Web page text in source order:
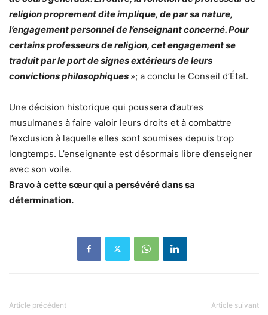
religion proprement dite implique, de par sa nature,
l’engagement personnel de l’enseignant concerné. Pour
certains professeurs de religion, cet engagement se
traduit par le port de signes extérieurs de leurs
convictions philosophiques »; a conclu le Conseil d’État.
Une décision historique qui poussera d’autres
musulmanes à faire valoir leurs droits et à combattre
l’exclusion à laquelle elles sont soumises depuis trop
longtemps. L’enseignante est désormais libre d’enseigner
avec son voile.
Bravo à cette sœur qui a persévéré dans sa
détermination.
Article précédent Article suivant